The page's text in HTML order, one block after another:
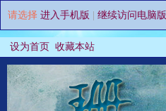
请选择 进入手机版 继续访问电脑版
设为首页 收藏本站